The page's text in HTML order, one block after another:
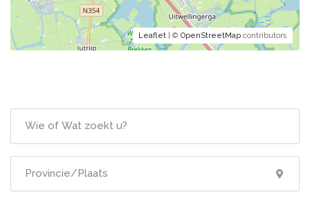
Leaflet | © OpenStreetMap contributors